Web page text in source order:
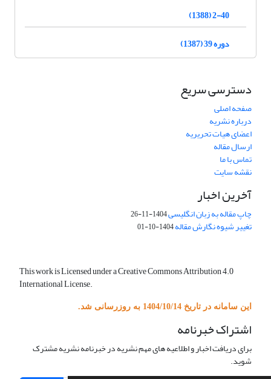
2-40 (1388)
دوره 39 (1387)
دسترسی سریع
صفحه اصلی
درباره نشریه
اعضای هیات تحریریه
ارسال مقاله
تماس با ما
نقشه سایت
آخرین اخبار
چاپ مقاله به زبان انگلیسی1404-11-26
تغییر شیوه نگارش مقاله1404-10-01
This work is Licensed under a Creative Commons Attribution 4.0
International License.
این سامانه در تاریخ 1404/10/14 به روزرسانی شد.
اشتراک خبرنامه
برای دریافت اخبار و اطلاعیه های مهم نشریه در خبرنامه نشریه مشترک
شوید.